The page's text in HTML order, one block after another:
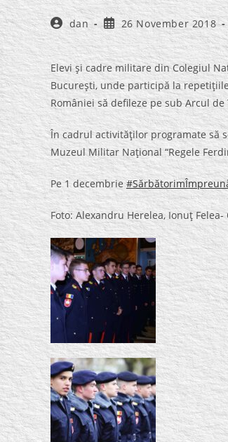
Post
author:
dan
Post
published:
26 November 2018
Elevi şi cadre militare din Colegiul
Bucureşti, unde participă la
României să defileze pe sub Arcul
În cadrul activităţilor programate să
Muzeul Militar Naţional “Regele
Pe 1 decembrie
Foto: Alexandru Herelea, Ionuţ